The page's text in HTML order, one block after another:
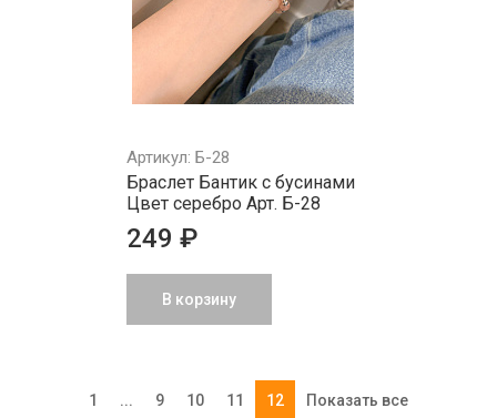
Артикул: Б-28
Браслет Бантик с бусинами
Цвет серебро Арт. Б-28
249 ₽
В корзину
1 ... 9 10 11 12 Показать все